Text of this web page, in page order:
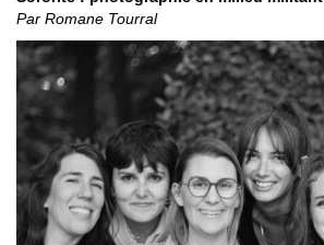
Par Romane Tourral